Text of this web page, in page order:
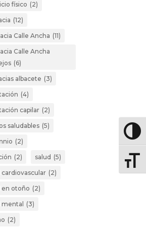
físico (2)
(12)
Calle Ancha (11)
Calle Ancha
(6)
albacete (3)
(4)
capilar (2)
saludables (5)
(2)
(2) salud (5)
cardiovascular (2)
en otoño (2)
mental (3)
(2)